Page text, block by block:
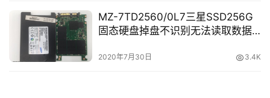
MZ-7TD2560/0L7三星SSD256G
固态硬盘掉盘不识别无法读取数据
2020年7月30日 3.4K